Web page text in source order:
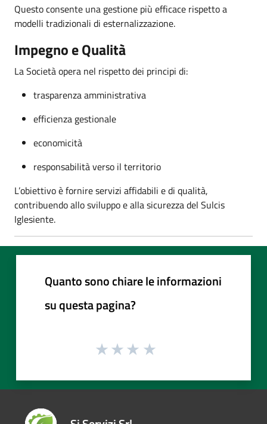
Questo consente una gestione più efficace rispetto a
modelli tradizionali di esternalizzazione.
Impegno e Qualità
La Società opera nel rispetto dei principi di:
trasparenza amministrativa
efficienza gestionale
economicità
responsabilità verso il territorio
L’obiettivo è fornire servizi affidabili e di qualità,
contribuendo allo sviluppo e alla sicurezza del Sulcis
Iglesiente.
Quanto sono chiare le informazioni
su questa pagina?